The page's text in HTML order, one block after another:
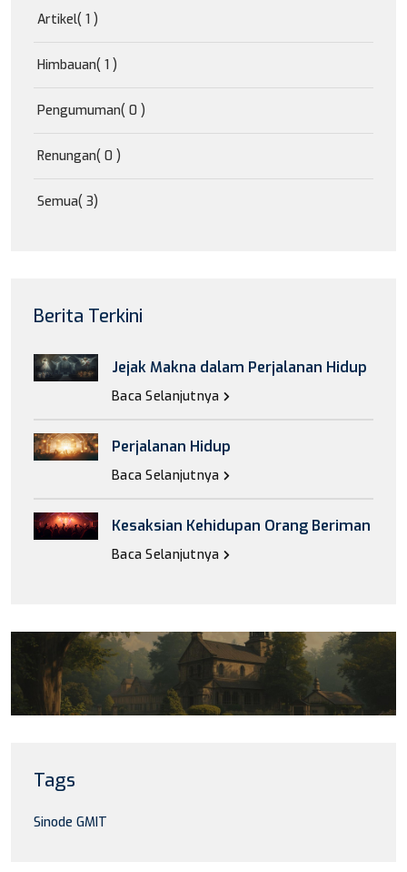
Artikel( 1 )
Himbauan( 1 )
Pengumuman( 0 )
Renungan( 0 )
Semua( 3)
Berita Terkini
Jejak Makna dalam Perjalanan Hidup
Baca Selanjutnya
Perjalanan Hidup
Baca Selanjutnya
Kesaksian Kehidupan Orang Beriman
Baca Selanjutnya
Tags
Sinode GMIT